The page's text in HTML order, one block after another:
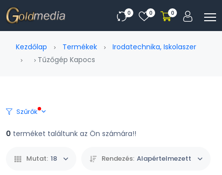
0 0 0
Kezdőlap Termékek
Irodatechnika, Iskolaszer
Tűzőgép Kapocs
Szűrők
0 terméket találtunk az Ön számára!!
Mutat: 18 Rendezés: Alapértelmezett